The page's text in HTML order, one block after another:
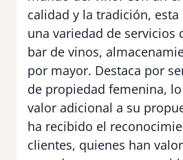
calidad y la tradición,
una variedad de servicios
bar de vinos,
por mayor. Destaca por
de propiedad femenina,
valor adicional a su
ha recibido el
clientes, quienes han